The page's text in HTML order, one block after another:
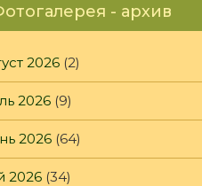
- архив
2026 (2)
2026 (9)
2026 (64)
2026 (34)